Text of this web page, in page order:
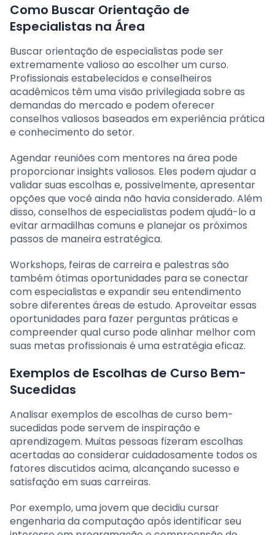
Como Buscar Orientação de
Especialistas na Área
Buscar orientação de especialistas pode ser
extremamente valioso ao escolher um curso.
Profissionais estabelecidos e conselheiros
acadêmicos têm uma visão privilegiada sobre as
demandas do mercado e podem oferecer
conselhos valiosos baseados em experiência prática
e conhecimento do setor.
Agendar reuniões com mentores na área pode
proporcionar insights valiosos. Eles podem ajudar a
validar suas escolhas e, possivelmente, apresentar
opções que você ainda não havia considerado. Além
disso, conselhos de especialistas podem ajudá-lo a
evitar armadilhas comuns e planejar os próximos
passos de maneira estratégica.
Workshops, feiras de carreira e palestras são
também ótimas oportunidades para se conectar
com especialistas e expandir seu entendimento
sobre diferentes áreas de estudo. Aproveitar essas
oportunidades para fazer perguntas práticas e
compreender qual curso pode alinhar melhor com
suas metas profissionais é uma estratégia eficaz.
Exemplos de Escolhas de Curso Bem-
Sucedidas
Analisar exemplos de escolhas de curso bem-
sucedidas pode servem de inspiração e
aprendizagem. Muitas pessoas fizeram escolhas
acertadas ao considerar cuidadosamente todos os
fatores discutidos acima, alcançando sucesso e
satisfação em suas carreiras.
Por exemplo, uma jovem que decidiu cursar
engenharia da computação após identificar seu